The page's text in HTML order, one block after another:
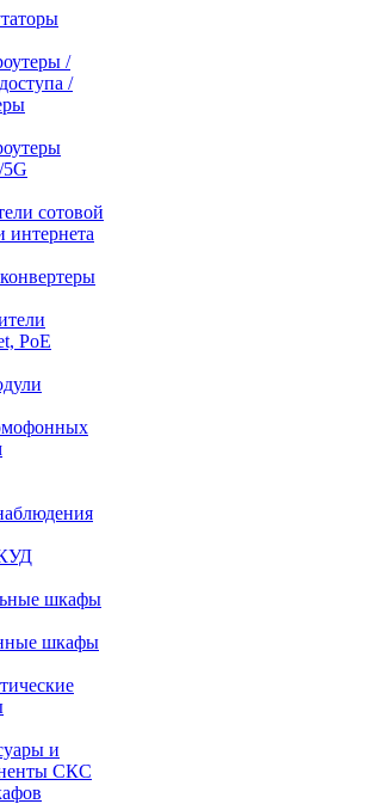
/
/
сотовой
интернета
PoE
шкафы
шкафы
и
СКС